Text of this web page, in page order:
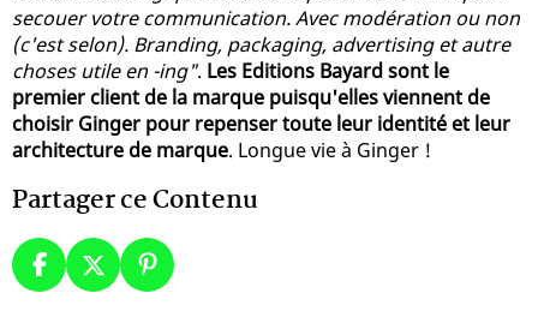
secouer votre communication. Avec modération ou non
(c'est selon). Branding, packaging, advertising et autre
choses utile en -ing". Les Editions Bayard sont le
premier client de la marque puisqu'elles viennent de
choisir Ginger pour repenser toute leur identité et leur
architecture de marque. Longue vie à Ginger !
Partager ce Contenu